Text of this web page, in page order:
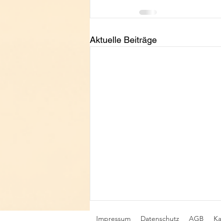
Aktuelle Beiträge
Impressum Datenschutz AGB